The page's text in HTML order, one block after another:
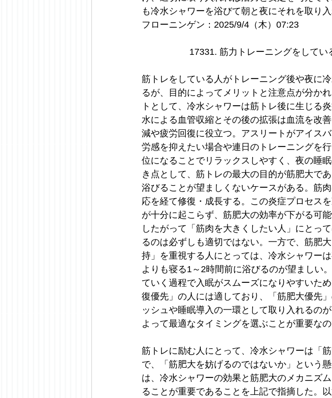
も冷水シャワーを浴びて朝と夜にそれを取り
フローニンゲン：2025/9/4（木）07:23
17331. 筋力トレーニングをして
筋トレをしている人がトレーニング後や夜に
るが、目的によってメリットと注意点が分か
トとして、冷水シャワーは筋トレ後に生じる
水による血管収縮とその後の拡張は血流を改
減や疲労回復に役立つ。アスリートがアイス
労感を抑えたい場合や連日のトレーニングを
位になることでリラックスしやすく、夜の睡
き点として、筋トレの最大の目的が筋肥大で
浴びることが望ましくないケースがある。筋
応を経て修復・成長する。この炎症プロセス
が十分に起こらず、筋肥大の効率が下がる可
したがって「筋肉を大きくしたい人」にとっ
るのは必ずしも適切ではない。一方で、筋肥
持」を重視する人にとっては、冷水シャワー
よりも寝る1～2時間前に浴びるのが望ましい
ていく過程で入眠がスムーズになりやすいた
復優先」の人には適しており、「筋肥大優先
ッシュや睡眠導入の一環として取り入れるの
よって最適なタイミングを選ぶことが重要なの
筋トレに励む人にとって、冷水シャワーは「
で、「筋肥大を妨げるのではないか」という
は、冷水シャワーの効果と筋肥大のメカニズ
ることが重要であることを上記で指摘した。